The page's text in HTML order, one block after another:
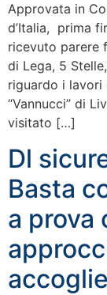
Approvata in
d’Italia, prima
ricevuto parere
di Lega, 5
riguardo i lavori
“Vannucci” di
visitato […]
Dl
Basta
a prova